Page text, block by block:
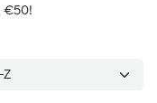
€50!